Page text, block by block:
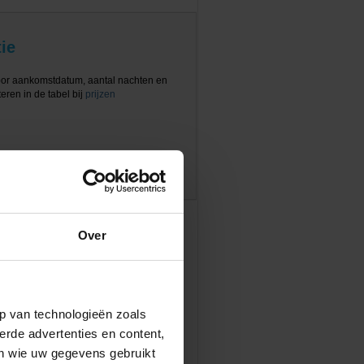
Over
van technologieën zoals
advertenties en content,
wie uw gegevens gebruikt
aankomstdatum, aantal nachten en
in de tabel bij prijzen